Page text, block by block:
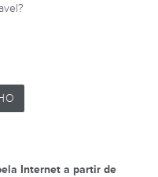
Internet a partir de